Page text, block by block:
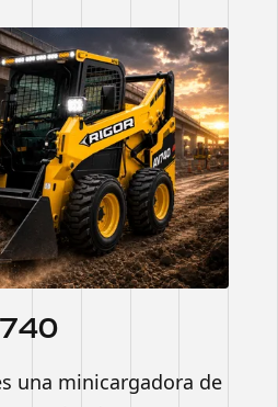
una minicargadora de